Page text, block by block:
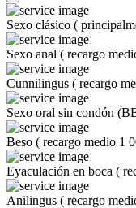
Sexo clásico (
Sexo anal ( recargo
Cunnilingus ( recargo
Sexo oral sin condón
Beso ( recargo medio 1
Eyaculación en boca (
Anilingus ( recargo